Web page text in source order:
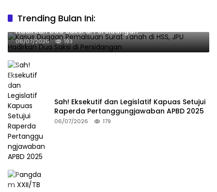
Trending Bulan Ini:
Kasus Dugaan Pemalsuan Surat Tanah di HSS, JPU
Hadirkan Dua Saksi di Persidangan
06/07/2026 193
Sah! Eksekutif dan Legislatif Kapuas Setujui
Raperda Pertanggungjawaban APBD 2025
06/07/2026 179